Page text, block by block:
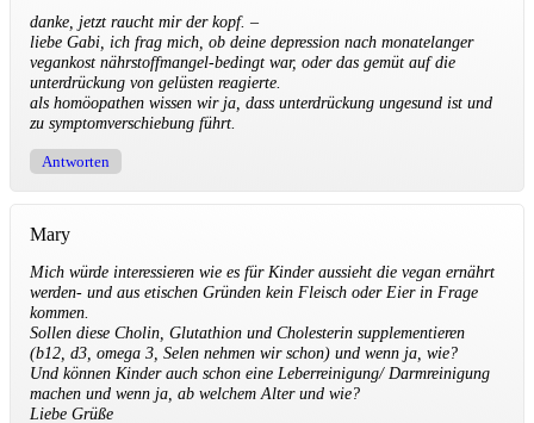
danke, jetzt raucht mir der kopf. –
liebe Gabi, ich frag mich, ob deine depression nach monatelanger
vegankost nährstoffmangel-bedingt war, oder das gemüt auf die
unterdrückung von gelüsten reagierte.
als homöopathen wissen wir ja, dass unterdrückung ungesund ist und
zu symptomverschiebung führt.
Antworten
Mary
Mich würde interessieren wie es für Kinder aussieht die vegan ernährt
werden- und aus etischen Gründen kein Fleisch oder Eier in Frage
kommen.
Sollen diese Cholin, Glutathion und Cholesterin supplementieren
(b12, d3, omega 3, Selen nehmen wir schon) und wenn ja, wie?
Und können Kinder auch schon eine Leberreinigung/ Darmreinigung
machen und wenn ja, ab welchem Alter und wie?
Liebe Grüße